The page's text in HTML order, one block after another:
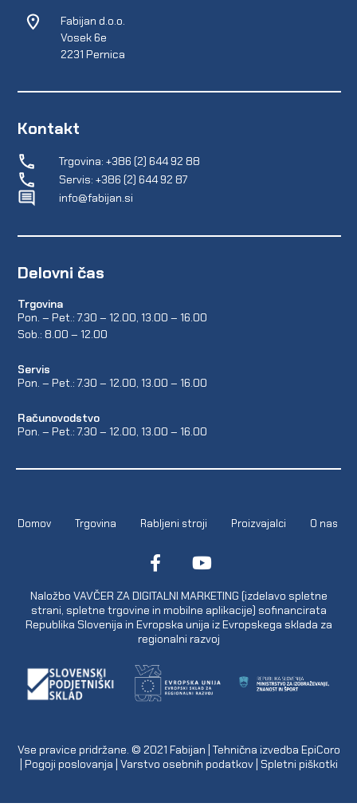
Fabijan d.o.o.
Vosek 6e
2231 Pernica
Kontakt
Trgovina: +386 (2) 644 92 88
Servis: +386 (2) 644 92 87
info@fabijan.si
Delovni čas
Trgovina
Pon. – Pet.: 7.30 – 12.00, 13.00 – 16.00
Sob.: 8.00 – 12.00
Servis
Pon. – Pet.: 7.30 – 12.00, 13.00 – 16.00
Računovodstvo
Pon. – Pet.: 7.30 – 12.00, 13.00 – 16.00
Domov Trgovina Rabljeni stroji Proizvajalci O nas
Naložbo VAVČER ZA DIGITALNI MARKETING (izdelavo spletne
strani, spletne trgovine in mobilne aplikacije) sofinancirata
Republika Slovenija in Evropska unija iz Evropskega sklada za
regionalni razvoj
Vse pravice pridržane. © 2021 Fabijan | Tehnična izvedba EpiCoro
Pogoji poslovanja Varstvo osebnih podatkov| Spletni piškotki